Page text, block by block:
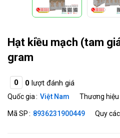
Hạt kiều mạch (tam
gram
0 0 lượt đánh giá
Quốc gia Việt Nam Thương hiệu
Mã SP 8936231900449 Quy